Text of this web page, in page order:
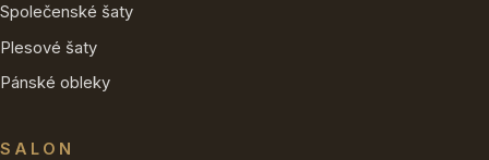
Společenské šaty
Plesové šaty
Pánské obleky
SALON